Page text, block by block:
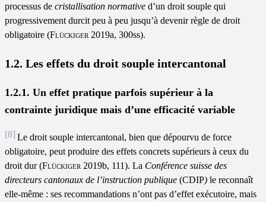
processus de cristallisation normative d’un droit souple qui
progressivement durcit peu à peu jusqu’à devenir règle de droit
obligatoire (Flückiger 2019a, 300ss).
1.2. Les effets du droit souple intercantonal
1.2.1. Un effet pratique parfois supérieur à la
contrainte juridique mais d’une efficacité variable
[8] Le droit souple intercantonal, bien que dépourvu de force
obligatoire, peut produire des effets concrets supérieurs à ceux du
droit dur (Flückiger 2019b, 111). La Conférence suisse des
directeurs cantonaux de l’instruction publique (CDIP) le reconnaît
elle-même : ses recommandations n’ont pas d’effet exécutoire, mais